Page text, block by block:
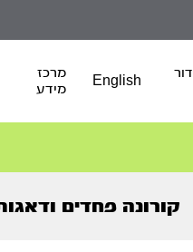
English
מרכז
מידע
קורונה פחדים